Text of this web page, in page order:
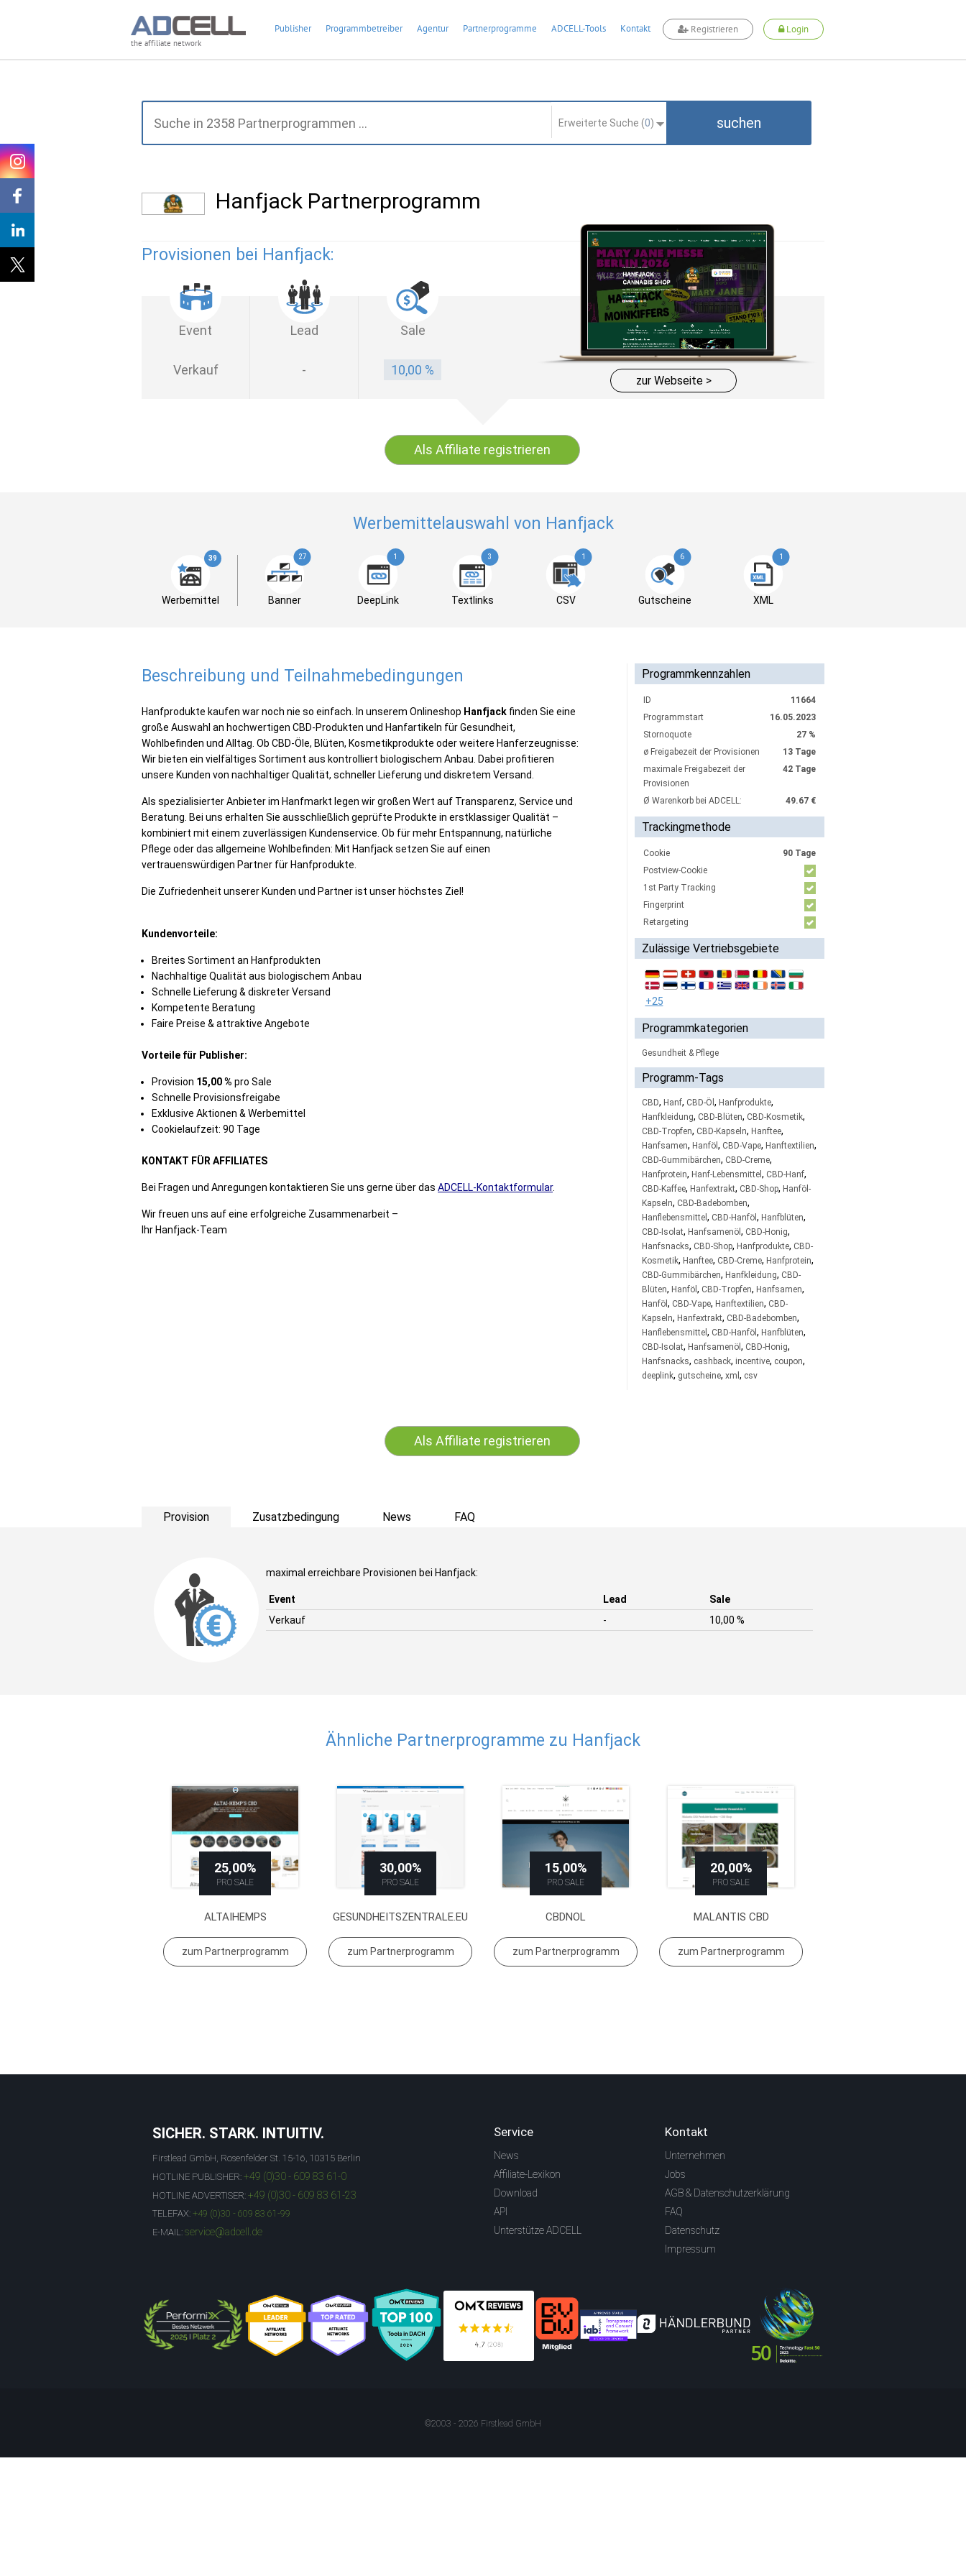
the affiliate network
Publisher Programmbetreiber Agentur Partnerprogramme ADCELL-Tools Kontakt Registrieren Login
Erweiterte Suche (0) suchen
Hanfjack Partnerprogramm
Provisionen bei Hanfjack:
Event Lead Sale
Verkauf - 10,00 %
zur Webseite >
Als Affiliate registrieren
Werbemittelauswahl von Hanfjack
39
Werbemittel
27
Banner
1
DeepLink
3
Textlinks
1
CSV
6
Gutscheine
1
XML
Beschreibung und Teilnahmebedingungen
Hanfprodukte kaufen war noch nie so einfach. In unserem Onlineshop Hanfjack finden Sie eine
große Auswahl an hochwertigen CBD-Produkten und Hanfartikeln für Gesundheit,
Wohlbefinden und Alltag. Ob CBD-Öle, Blüten, Kosmetikprodukte oder weitere Hanferzeugnisse:
Wir bieten ein vielfältiges Sortiment aus kontrolliert biologischem Anbau. Dabei profitieren
unsere Kunden von nachhaltiger Qualität, schneller Lieferung und diskretem Versand.
Als spezialisierter Anbieter im Hanfmarkt legen wir großen Wert auf Transparenz, Service und
Beratung. Bei uns erhalten Sie ausschließlich geprüfte Produkte in erstklassiger Qualität –
kombiniert mit einem zuverlässigen Kundenservice. Ob für mehr Entspannung, natürliche
Pflege oder das allgemeine Wohlbefinden: Mit Hanfjack setzen Sie auf einen
vertrauenswürdigen Partner für Hanfprodukte.
Die Zufriedenheit unserer Kunden und Partner ist unser höchstes Ziel!
Kundenvorteile:
Breites Sortiment an Hanfprodukten
Nachhaltige Qualität aus biologischem Anbau
Schnelle Lieferung & diskreter Versand
Kompetente Beratung
Faire Preise & attraktive Angebote
Vorteile für Publisher:
Provision 15,00 % pro Sale
Schnelle Provisionsfreigabe
Exklusive Aktionen & Werbemittel
Cookielaufzeit: 90 Tage
KONTAKT FÜR AFFILIATES
Bei Fragen und Anregungen kontaktieren Sie uns gerne über das ADCELL-Kontaktformular.
Wir freuen uns auf eine erfolgreiche Zusammenarbeit –
Ihr Hanfjack-Team
Programmkennzahlen
ID
11664
Programmstart
16.05.2023
Stornoquote
27 %
ø Freigabezeit der Provisionen
13 Tage
maximale Freigabezeit der
Provisionen
42 Tage
Ø Warenkorb bei ADCELL: 49.67 €
Trackingmethode
Cookie
90 Tage
Postview-Cookie
1st Party Tracking
Fingerprint
Retargeting
Zulässige Vertriebsgebiete
+25
Programmkategorien
Gesundheit & Pflege
Programm-Tags
CBD, Hanf, CBD-Öl , Hanfprodukte,
Hanfkleidung, CBD-Blüten, CBD-Kosmetik,
CBD-Tropfen, CBD-Kapseln, Hanftee,
Hanfsamen, Hanföl , CBD-Vape, Hanftextilien,
CBD-Gummibärchen, CBD-Creme,
Hanfprotein, Hanf-Lebensmittel , CBD-Hanf,
CBD-Kaffee, Hanfextrakt, CBD-Shop, Hanföl-
Kapseln, CBD-Badebomben,
Hanflebensmittel , CBD-Hanföl , Hanfblüten,
CBD-Isolat, Hanfsamenöl , CBD-Honig,
Hanfsnacks, CBD-Shop, Hanfprodukte, CBD-
Kosmetik, Hanftee, CBD-Creme, Hanfprotein,
CBD-Gummibärchen, Hanfkleidung, CBD-
Blüten, Hanföl , CBD-Tropfen, Hanfsamen,
Hanföl , CBD-Vape, Hanftextilien, CBD-
Kapseln, Hanfextrakt, CBD-Badebomben,
Hanflebensmittel , CBD-Hanföl , Hanfblüten,
CBD-Isolat, Hanfsamenöl , CBD-Honig,
Hanfsnacks, cashback, incentive, coupon,
deeplink, gutscheine, xml , csv
Als Affiliate registrieren
Provision Zusatzbedingung News FAQ
maximal erreichbare Provisionen bei Hanfjack:
Event Lead
Sale
Verkauf
- 10,00 %
Ähnliche Partnerprogramme zu Hanfjack
25,00%
PRO SALE
ALTAIHEMPS
zum Partnerprogramm
30,00%
PRO SALE
GESUNDHEITSZENTRALE.EU
zum Partnerprogramm
15,00%
PRO SALE
CBDNOL
zum Partnerprogramm
20,00%
PRO SALE
MALANTIS CBD
zum Partnerprogramm
SICHER. STARK. INTUITIV.
Firstlead GmbH, Rosenfelder St. 15-16, 10315 Berlin
HOTLINE PUBLISHER: +49 (0)30 - 609 83 61-0
HOTLINE ADVERTISER: +49 (0)30 - 609 83 61-23
TELEFAX: +49 (0)30 - 609 83 61-99
E-MAIL: service@adcell.de
Service
News
Affiliate-Lexikon
Download
API
Unterstütze ADCELL
Kontakt
Unternehmen
Jobs
AGB & Datenschutzerklärung
FAQ
Datenschutz
Impressum
©2003 - 2026 Firstlead GmbH